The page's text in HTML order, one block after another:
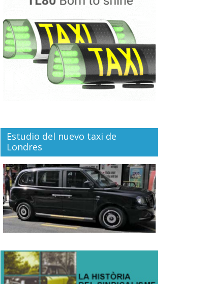
Estudio del nuevo taxi de
Londres